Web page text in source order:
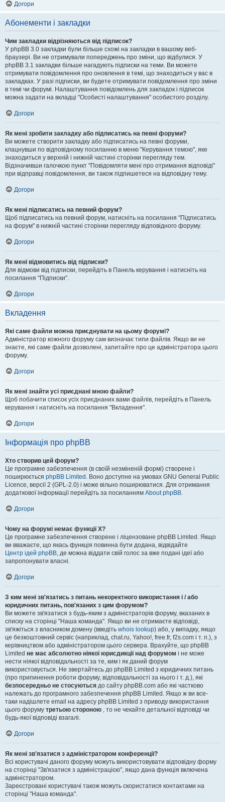
Догори
Абонементи і закладки
Чим закладки відрізняються від підписок?
У phpBB 3.0 закладки були більше схожі на закладки в вашому веб-
браузері. Ви не отримували попереджень про зміни, що відбулися. У
phpBB 3.1 закладки більше нагадують підписки на теми. Ви можете
отримувати повідомлення про оновлення в темі, що знаходиться у вас в
закладках. У разі підписки, ви будете отримувати повідомлення про зміни
в темі чи форумі. Налаштування повідомлень для закладок і підписок
можна задати на вкладці "Особисті налаштування" особистого розділу.
Догори
Як мені зробити закладку або підписатись на певні форуми?
Ви можете створити закладку або підписатись на певні форуми,
клацнувши по відповідному посиланню в меню "Керування темою", яке
знаходиться у верхній і нижній частині сторінки перегляду тем.
Відзначивши галочкою пункт "Повідомляти мені про отримання відповіді"
при відправці повідомлення, ви також підпишетеся на відповідну тему.
Догори
Як мені підписатись на певний форум?
Щоб підписатись на певний форум, натисніть на посилання "Підписатись
на форум" в нижній частині сторінки перегляду відповідного форуму.
Догори
Як мені відмовитись від підписки?
Для відмови від підписки, перейдіть в Панель керування і натисніть на
посилання "Підписки".
Догори
Вкладення
Які саме файли можна приєднувати на цьому форумі?
Адміністратор кожного форуму сам визначає типи файлів. Якщо ви не
знаєте, які саме файли дозволені, запитайте про це адміністратора цього
форуму.
Догори
Як мені знайти усі приєднані мною файли?
Щоб побачити список усіх приєднаних вами файлів, перейдіть в Панель
керування і натисніть на посилання "Вкладення".
Догори
Інформація про phpBB
Хто створив цей форум?
Це програмне забезпечення (в своїй незміненій формі) створене і
поширюється phpBB Limited . Воно доступне на умовах GNU General Public
Licence, версії 2 (GPL-2.0) і може вільно поширюватися. Для отримання
додаткової інформації перейдіть за посиланням About phpBB.
Догори
Чому на форумі немає функції X?
Це програмне забезпечення створене і ліцензоване phpBB Limited. Якщо
ви вважаєте, що якась функція повинна бути додана, відвідайте
Центр ідей phpBB, де можна віддати свій голос за вже подані ідеї або
запропонувати власні.
Догори
З ким мені зв'язатись з питань некоректного використання і / або
юридичних питань, пов'язаних з цим форумом?
Ви можете зв'язатися з будь-яким з адміністраторів форуму, вказаних в
списку на сторінці "Наша команда". Якщо ви не отримаєте відповіді,
зв'яжіться з власником домену (введіть whois lookup) або, у випадку, якщо
це безкоштовний сервіс (наприклад, chat.ru, Yahoo!, free.fr, f2s.com і т. п.), з
керівництвом або адміністратором цього сервера. Врахуйте, що phpBB
Limited не має абсолютно ніякої юрисдикції над форумом і не може
нести ніякої відповідальності за те, ким і як даний форум
використовується. Не звертайтесь до phpBB Limited з юридичних питань
(про припинення роботи форуму, відповідальності за нього і т. д.), які
безпосередньо не стосуються до сайту phpBB.com або які частково
належать до програмного забезпечення phpBB Limited. Якщо ж ви все-
таки надішлете email на адресу phpBB Limited з приводу використання
цього форуму третьою стороною , то не чекайте детальної відповіді чи
будь-якої відповіді взагалі.
Догори
Як мені зв'язатися з адміністратором конференції?
Всі користувачі даного форуму можуть використовувати відповідну форму
на сторінці "Зв'язатися з адміністрацією", якщо дана функція включена
адміністратором.
Зареєстровані користувачі також можуть скористатися контактами на
сторінці "Наша команда".